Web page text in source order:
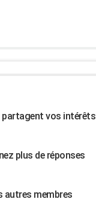
partagent vos intérêts
plus de réponses
autres membres